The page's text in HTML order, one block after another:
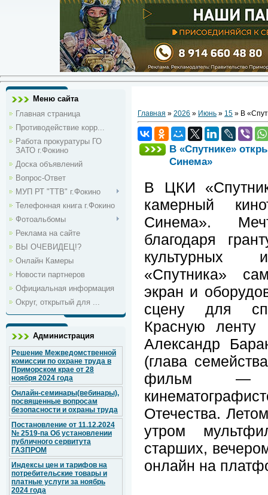
Меню сайта
Главная страница
Противодействие корр...
Работа прокуратуры ГО
ЗАТО г.Фокино
Доска объявлений
Вопрос-Ответ
МУП РТ "ТТВ" г.Фокино
Телефонная книга г.Фокино
Фотоальбомы
Реклама на сайте
ВЫ ОЧЕВИДЕЦ!?
Онлайн Камеры
Новости партнеров
Официальная информация
Округ, открытый для ...
Администрация
Решение Межведомственной
комиссии по охране труда в
Приморском крае от 28
ноября 2024 года
Онлайн-семинары(вебинары),
посвященные вопросам
безопасности и охраны труда
Постановление от 11.12.2024
№ 2519-па Об установлении
публичного сервитута
ГАЗПРОМ
Индексы цен и тарифов на
потребительские товары и
платные услуги за ноябрь
2024 года
Главная » 2026 » Июнь » 15 » В
В «Спутнике»
Синема»
В ЦКИ
камерный
Синема».
благодаря
культурных
«Спутника»
экран и
сцену для
Красную ленту
Александр
(глава
фильм —
Отечества.
утром
старших,
онлайн на